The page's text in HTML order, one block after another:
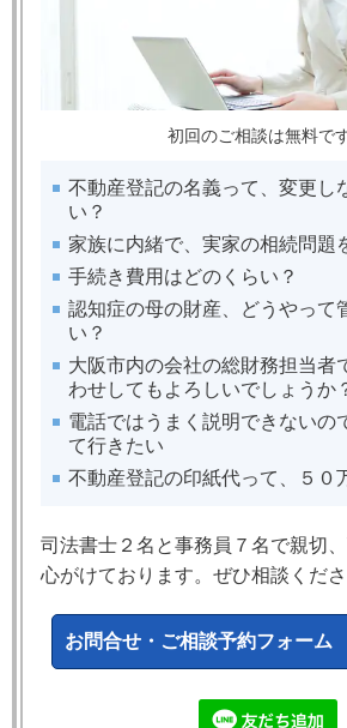
初回のご相談は無料で
不動産登記の名義って、変更し
い？
家族に内緒で、実家の相続問題
手続き費用はどのくらい？​
認知症の母の財産、どうやって
い？
大阪市内の会社の総財務担当者
わせしてもよろしいでしょうか
電話ではうまく説明できないの
て行きたい
不動産登記の印紙代って、５０
司法書士２名と事務員７名で親切
心がけております。ぜひ相談くださ
お問合せ・ご相談予約フォーム